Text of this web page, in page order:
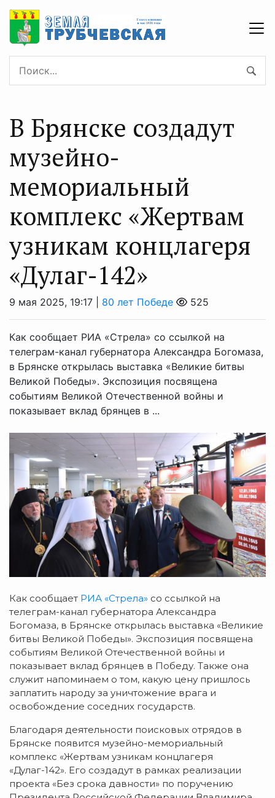
В Брянске создадут
музейно-
мемориальный
комплекс «Жертвам
узникам концлагеря
«Дулаг-142»
9 мая 2025, 19:17 | 80 лет Победе 525
Как сообщает РИА «Стрела» со ссылкой на
телеграм-канал губернатора Александра Богомаза,
в Брянске открылась выставка «Великие битвы
Великой Победы». Экспозиция посвящена
событиям Великой Отечественной войны и
показывает вклад брянцев в ...
Как сообщает РИА «Стрела» со ссылкой на
телеграм-канал губернатора Александра
Богомаза, в Брянске открылась выставка «Великие
битвы Великой Победы». Экспозиция посвящена
событиям Великой Отечественной войны и
показывает вклад брянцев в Победу. Также она
служит напоминаем о том, какую цену пришлось
заплатить народу за уничтожение врага и
освобождение соседних государств.
Благодаря деятельности поисковых отрядов в
Брянске появится музейно-мемориальный
комплекс «Жертвам узникам концлагеря
«Дулаг-142». Его создадут в рамках реализации
проекта «Без срока давности» по поручению